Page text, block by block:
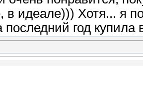
в идеале))) Хотя... я
последний год